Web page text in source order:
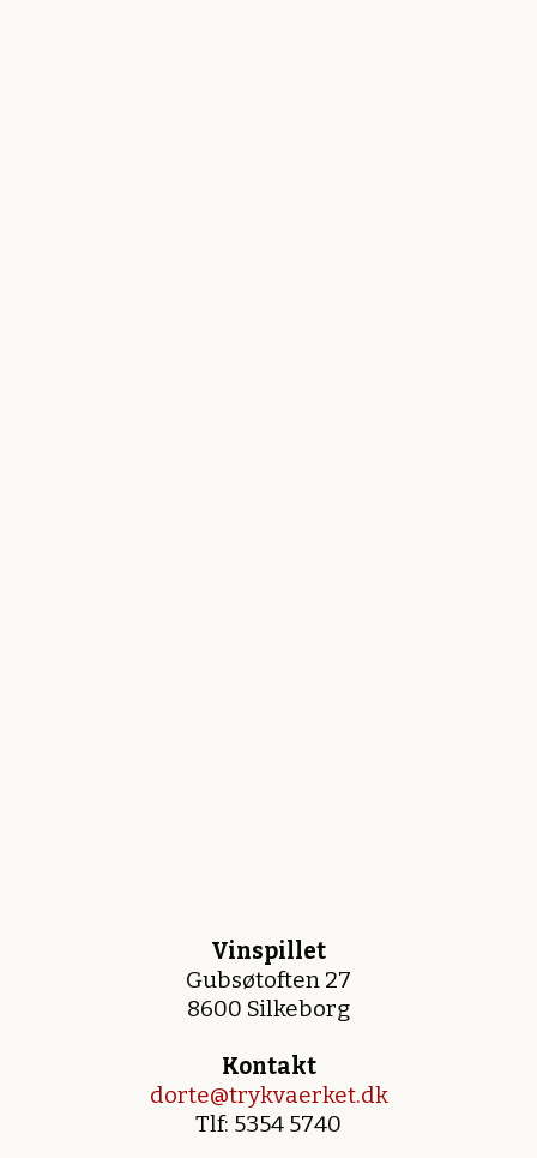
Vinspillet
Gubsøtoften 27
8600 Silkeborg
Kontakt
dorte@trykvaerket.dk
Tlf: 5354 5740